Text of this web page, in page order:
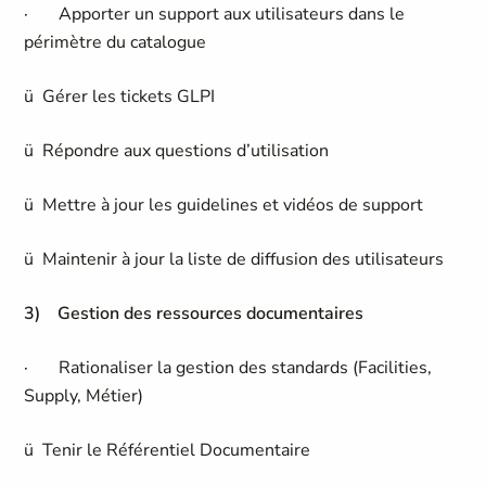
· Apporter un support aux utilisateurs dans le
périmètre du catalogue
ü Gérer les tickets GLPI
ü Répondre aux questions d’utilisation
ü Mettre à jour les guidelines et vidéos de support
ü Maintenir à jour la liste de diffusion des utilisateurs
3) Gestion des ressources documentaires
· Rationaliser la gestion des standards (Facilities,
Supply, Métier)
ü Tenir le Référentiel Documentaire